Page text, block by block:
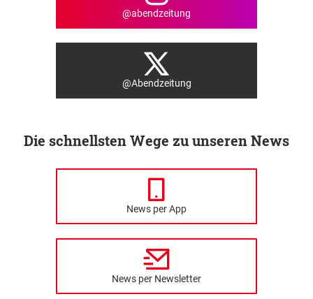
@abendzeitung
@Abendzeitung
Die schnellsten Wege zu unseren News
News per App
News per Newsletter